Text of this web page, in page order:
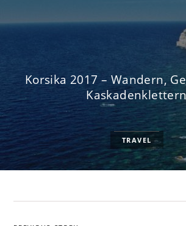
Korsika 2017 – Wandern,
TRAVEL